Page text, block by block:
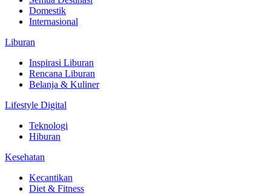
Domestik
Internasional
Liburan
Inspirasi Liburan
Rencana Liburan
Belanja & Kuliner
Lifestyle Digital
Teknologi
Hiburan
Kesehatan
Kecantikan
Diet & Fitness